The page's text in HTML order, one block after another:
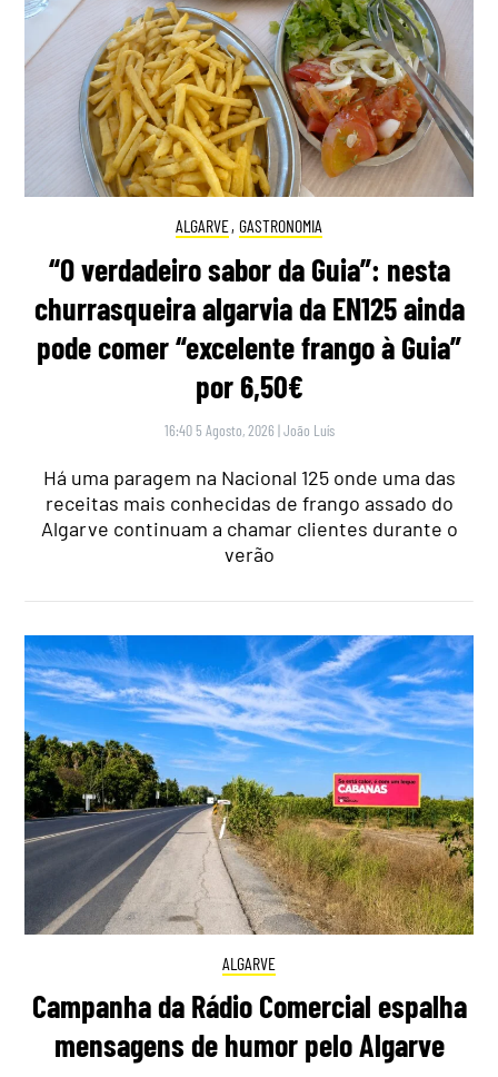
ALGARVE, GASTRONOMIA
“O verdadeiro sabor da Guia”: nesta
churrasqueira algarvia da EN125 ainda
pode comer “excelente frango à Guia”
por 6,50€
16:40 5 Agosto, 2026 |João Luís
Há uma paragem na Nacional 125 onde uma das
receitas mais conhecidas de frango assado do
Algarve continuam a chamar clientes durante o
verão
ALGARVE
Campanha da Rádio Comercial espalha
mensagens de humor pelo Algarve